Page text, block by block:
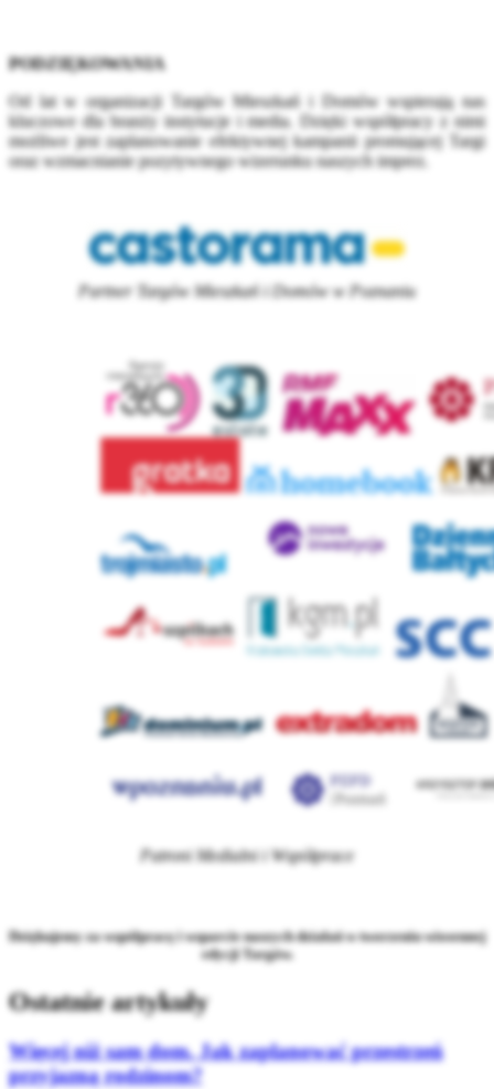
PODZIĘKOWANIA
Od lat w organizacji Targów Mieszkań i Domów wspierają nas
kluczowe dla branży instytucje i media. Dzięki współpracy z nimi
możliwe jest zaplanowanie efektywnej kampanii promującej Targi
oraz wzmacnianie pozytywnego wizerunku naszych imprez.
Partner Targów Mieszkań i Domów w Poznaniu
Patroni Medialni i Współprace
Dziękujemy za współpracę i wsparcie naszych działań w tworzeniu wiosennej
edycji Targów.
Ostatnie artykuły
Więcej niż sam dom. Jak zaplanować przestrzeń
przyjazną rodzinom?